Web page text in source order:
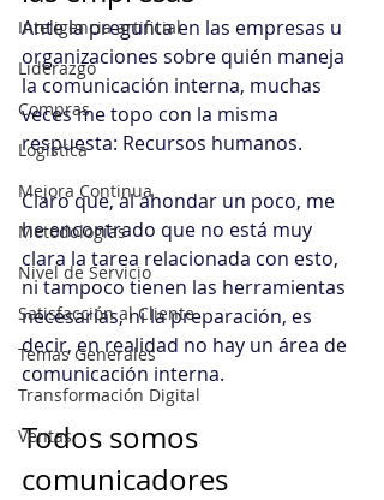
Inteligencia artificial
Liderazgo
Compras
Logística
Mejora Continua
Metodologías
Nivel de Servicio
Satisfacción al Cliente
Temas Generales
Transformación Digital
Ventas
Ante la pregunta en las empresas u
organizaciones sobre quién maneja
la comunicación interna, muchas
veces me topo con la misma
respuesta: Recursos humanos.
Claro que, al ahondar un poco, me
he encontrado que no está muy
clara la tarea relacionada con esto,
ni tampoco tienen las herramientas
necesarias, ni la preparación, es
decir, en realidad no hay un área de
comunicación interna.
Todos somos
comunicadores